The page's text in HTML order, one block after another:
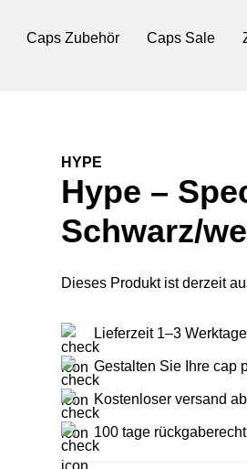
Caps Zubehör Caps Sale
HYPE
Hype –
Schwarz/
Dieses Produkt ist derzeit
Lieferzeit 1–3 Werktage
Gestalten Sie Ihre cap
Kostenloser versand
100 tage rückgaberecht